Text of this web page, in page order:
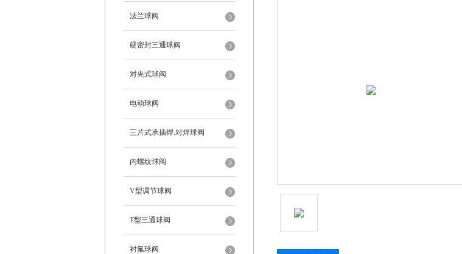
法兰球阀
硬密封三通球阀
对夹式球阀
电动球阀
三片式承插焊.对焊球阀
内螺纹球阀
V型调节球阀
T型三通球阀
衬氟球阀